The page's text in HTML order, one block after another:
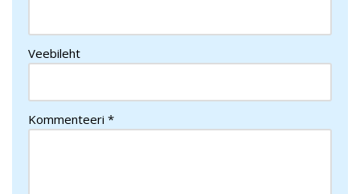
Veebileht
Kommenteeri *